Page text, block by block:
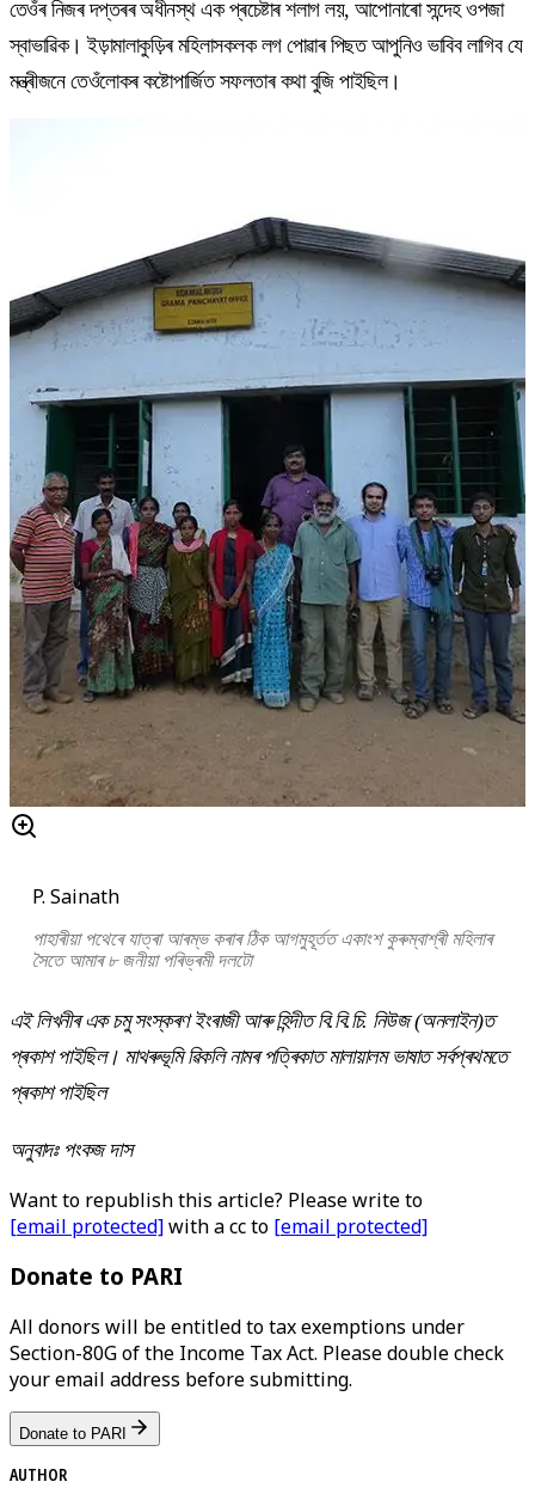
তেওঁৰ নিজৰ দপ্তৰৰ অধীনস্থ এক প্ৰচেষ্টাৰ শলাগ লয়, আপোনাৰো সন্দেহ ওপজা
স্বাভাৱিক। ইড়ামালাকুড়িৰ মহিলাসকলক লগ পোৱাৰ পিছত আপুনিও ভাবিব লাগিব যে
মন্ত্ৰীজনে তেওঁলোকৰ কষ্টোপাৰ্জিত সফলতাৰ কথা বুজি পাইছিল।
P. Sainath
পাহাৰীয়া পথেৰে যাত্ৰা আৰম্ভ কৰাৰ ঠিক আগমুহূৰ্তত একাংশ কুৰুম্বাশ্ৰী মহিলাৰ
সৈতে আমাৰ ৮ জনীয়া পৰিভ্ৰমী দলটো
এই লিখনীৰ এক চমু সংস্কৰণ ইংৰাজী আৰু হিন্দীত বি.বি.চি. নিউজ (অনলাইন)ত
প্ৰকাশ পাইছিল। মাথৰুভূমি ৱিকলি নামৰ পত্ৰিকাত মালায়ালম ভাষাত সৰ্বপ্ৰথমতে
প্ৰকাশ পাইছিল
অনুবাদঃ পংকজ দাস
Want to republish this article? Please write to
[email protected]with a cc to [email protected]
Donate to PARI
All donors will be entitled to tax exemptions under
Section-80G of the Income Tax Act. Please double check
your email address before submitting.
Donate to PARI
AUTHOR